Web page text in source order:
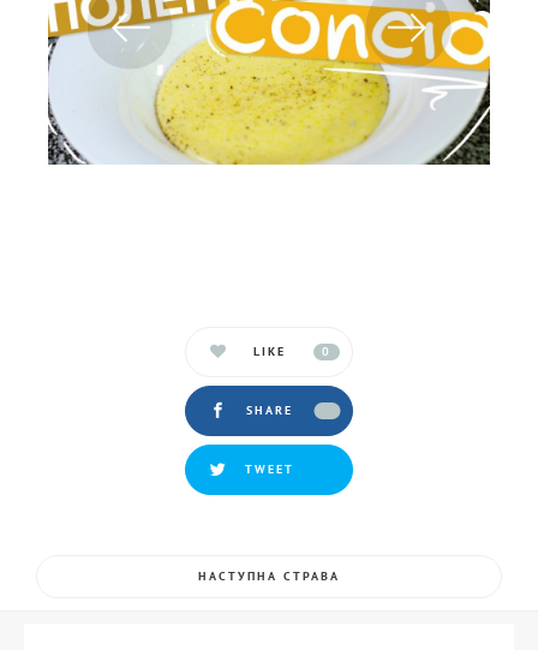
LIKE 0
SHARE
TWEET
НАСТУПНА СТРАВА